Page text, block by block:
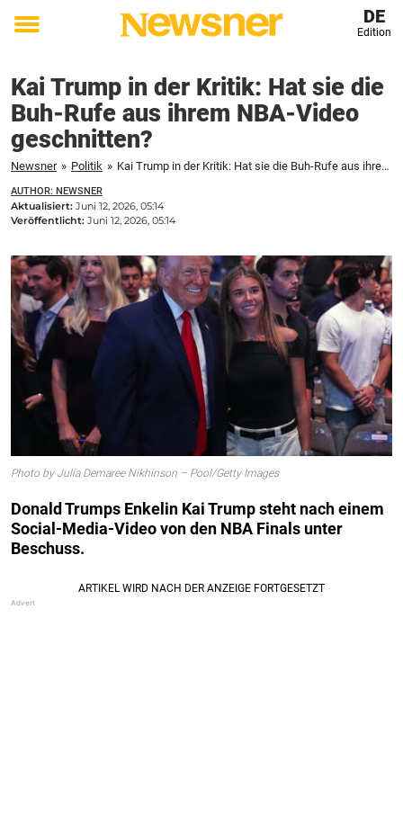
Toggle
DE
Edition
Kai Trump in der Kritik: Hat sie die
Buh-Rufe aus ihrem NBA-Video
geschnitten?
Newsner » Politik » Kai Trump in der Kritik: Hat sie die Buh-Rufe aus ihrem NBA-Video geschnitten?
AUTHOR: NEWSNER
Aktualisiert: Juni 12, 2026, 05:14
Veröffentlicht: Juni 12, 2026, 05:14
Photo by Julia Demaree Nikhinson – Pool/Getty Images
Donald Trumps Enkelin Kai Trump steht nach einem
Social-Media-Video von den NBA Finals unter
Beschuss.